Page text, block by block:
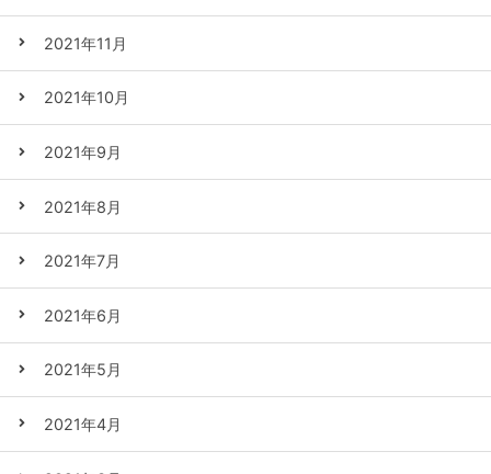
2021年11月
2021年10月
2021年9月
2021年8月
2021年7月
2021年6月
2021年5月
2021年4月